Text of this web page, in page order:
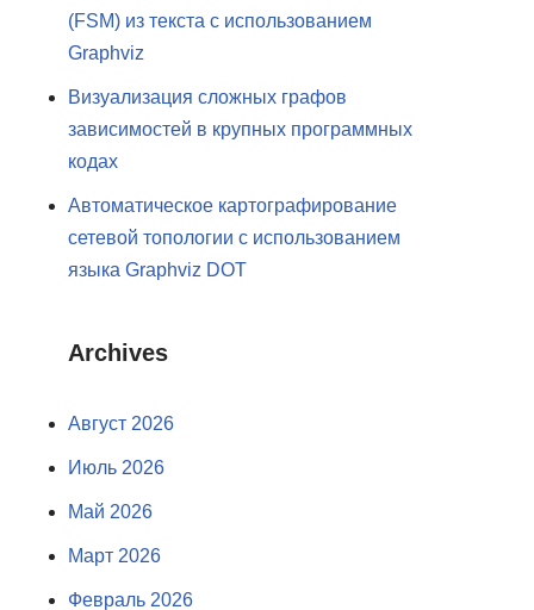
(FSM) из текста с использованием
Graphviz
Визуализация сложных графов
зависимостей в крупных программных
кодах
Автоматическое картографирование
сетевой топологии с использованием
языка Graphviz DOT
Archives
Август 2026
Июль 2026
Май 2026
Март 2026
Февраль 2026